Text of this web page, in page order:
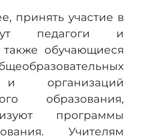
принять участие в
педагоги и
обучающиеся
и организаций
образования,
программы
Учителям